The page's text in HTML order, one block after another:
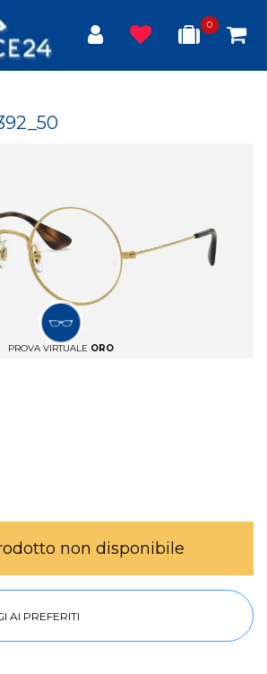
0
PROVA VIRTUALE ORO
non disponibile
AI PREFERITI